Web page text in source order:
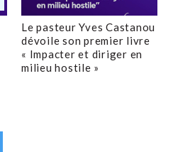
Le pasteur Yves Castanou
dévoile son premier livre
« Impacter et diriger en
milieu hostile »